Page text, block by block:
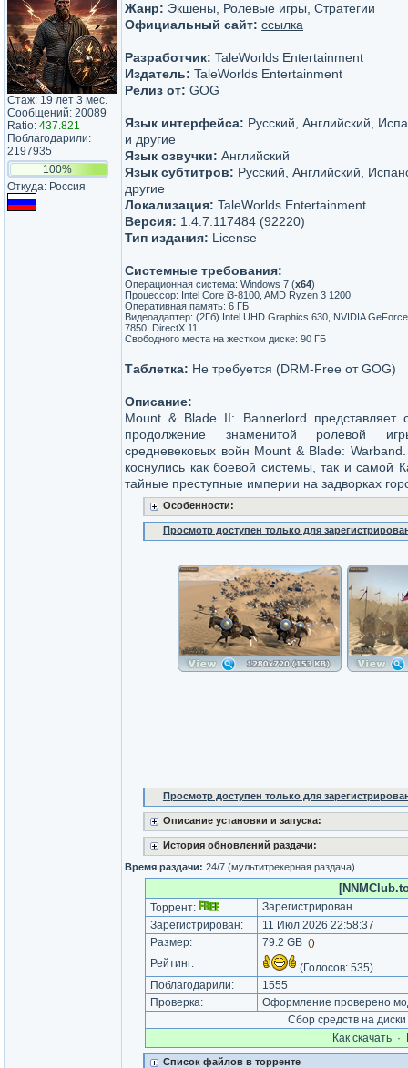
Стаж: 19 лет 3 мес.
Сообщений: 20089
Ratio: 437.821
Поблагодарили:
2197935
100%
Откуда: Россия
Жанр: Экшены, Ролевые игры, Стратегии
Официальный сайт: ссылка
Разработчик: TaleWorlds Entertainment
Издатель: TaleWorlds Entertainment
Релиз от: GOG
Язык интерфейса: Русский, Английский,
и другие
Язык озвучки: Английский
Язык субтитров: Русский, Английский,
другие
Локализация: TaleWorlds Entertainment
Версия: 1.4.7.117484 (92220)
Тип издания: License
Системные требования:
Операционная система: Windows 7 (x64)
Процессор: Intel Core i3-8100, AMD Ryzen 3 1200
Оперативная память: 6 ГБ
Видеоадаптер: (2Гб) Intel UHD Graphics 630, NVIDIA
7850, DirectX 11
Свободного места на жестком диске: 90 ГБ
Таблетка: Не требуется (DRM-Free от GOG)
Описание:
Mount & Blade II: Bannerlord представляет
продолжение знаменитой ролевой
средневековых войн Mount & Blade:
коснулись как боевой системы, так и
тайные преступные империи на задворках
Особенности:
Просмотр доступен только для
Просмотр доступен только для
Описание установки и запуска:
История обновлений раздачи:
Время раздачи: 24/7 (мультитрекерная раздача)
Торрент:
Зарегистрирован
Зарегистрирован:
11 Июл 2026 22:58:37
Размер:
79.2 GB ()
Рейтинг: (Голосов: 535)
Поблагодарили:
1555
Проверка:
Оформление проверено
Сбор средств на
Как cкачать·
Список файлов в торренте